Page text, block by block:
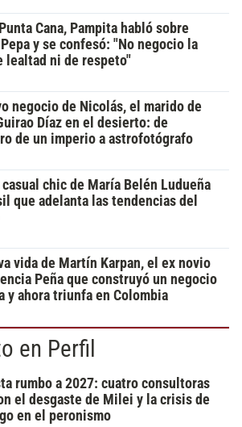
Cana, Pampita habló sobre
y se confesó: "No negocio la
lealtad ni de respeto"
negocio de Nicolás, el marido de
Díaz en el desierto: de
de un imperio a astrofotógrafo
casual chic de María Belén Ludueña
que adelanta las tendencias del
vida de Martín Karpan, el ex novio
Peña que construyó un negocio
y ahora triunfa en Colombia
en Perfil
rumbo a 2027: cuatro consultoras
el desgaste de Milei y la crisis de
en el peronismo